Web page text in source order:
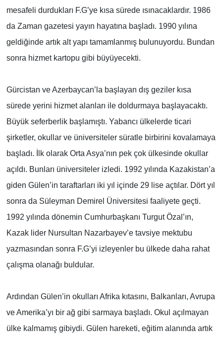
mesafeli durdukları F.G’ye kısa sürede ısınacaklardır. 1986
da Zaman gazetesi yayın hayatına başladı. 1990 yılına
geldiğinde artık alt yapı tamamlanmış bulunuyordu. Bundan
sonra hizmet kartopu gibi büyüyecekti.
Gürcistan ve Azerbaycan’la başlayan dış geziler kısa
sürede yerini hizmet alanları ile doldurmaya başlayacaktı.
Büyük seferberlik başlamıştı. Yabancı ülkelerde ticari
şirketler, okullar ve üniversiteler süratle birbirini kovalamaya
başladı. İlk olarak Orta Asya’nın pek çok ülkesinde okullar
açıldı. Bunları üniversiteler izledi. 1992 yılında Kazakistan’a
giden Gülen’in taraftarları iki yıl içinde 29 lise açtılar. Dört yıl
sonra da Süleyman Demirel Üniversitesi faaliyete geçti.
1992 yılında dönemin Cumhurbaşkanı Turgut Özal’ın,
Kazak lider Nursultan Nazarbayev’e tavsiye mektubu
yazmasından sonra F.G’yi izleyenler bu ülkede daha rahat
çalışma olanağı buldular.
Ardından Gülen’in okulları Afrika kıtasını, Balkanları, Avrupa
ve Amerika’yı bir ağ gibi sarmaya başladı. Okul açılmayan
ülke kalmamış gibiydi. Gülen hareketi, eğitim alanında artık